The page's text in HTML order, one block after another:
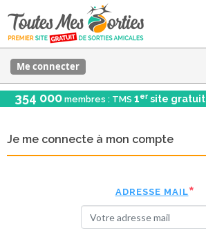
Me connecter
354 000 membres : TMS 1er site gratuit
Je me connecte à mon compte
ADRESSE MAIL